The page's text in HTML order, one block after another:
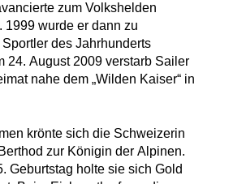
zum Volkshelden
1999 wurde er dann zu
des Jahrhunderts
24. August 2009 verstarb Sailer
nahe dem „Wilden Kaiser“ in
krönte sich die Schweizerin
zur Königin der Alpinen.
Geburtstag holte sie sich Gold